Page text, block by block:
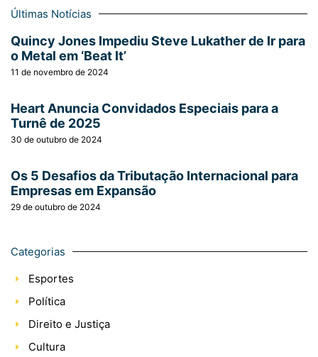
Últimas Notícias
Quincy Jones Impediu Steve Lukather de Ir para
o Metal em ‘Beat It’
11 de novembro de 2024
Heart Anuncia Convidados Especiais para a
Turnê de 2025
30 de outubro de 2024
Os 5 Desafios da Tributação Internacional para
Empresas em Expansão
29 de outubro de 2024
Categorias
Esportes
Política
Direito e Justiça
Cultura